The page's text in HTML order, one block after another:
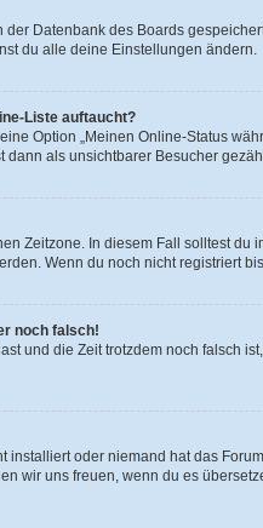
Datenbank des Boards
du alle deine Einstellungen ändern.
Liste auftaucht?
Option „Meinen Online-Status
dann als unsichtbarer Besucher
Zeitzone. In diesem Fall solltest
Wenn du noch nicht registriert
noch falsch!
und die Zeit trotzdem noch falsch
oder niemand hat das
wir uns freuen, wenn du es